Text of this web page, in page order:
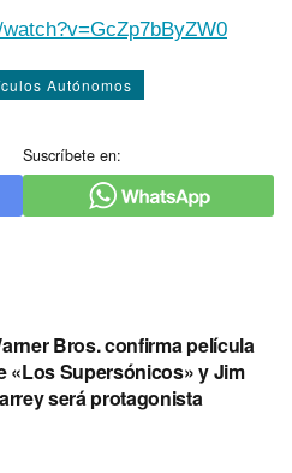
Autónomos
Suscríbete en:
Bros. confirma película
«Los Supersónicos» y Jim
será protagonista